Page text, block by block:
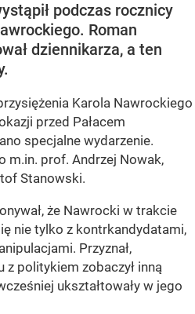
podczas rocznicy
Roman
dziennikarza, a ten
Karola Nawrockiego
przed Pałacem
specjalne wydarzenie.
m.in. prof. Andrzej Nowak,
Stanowski.
że Nawrocki w trakcie
nie tylko z kontrkandydatami,
Przyznał,
politykiem zobaczył inną
ukształtowały w jego